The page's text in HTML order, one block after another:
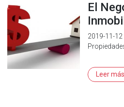
El
2019-11-
Leer más